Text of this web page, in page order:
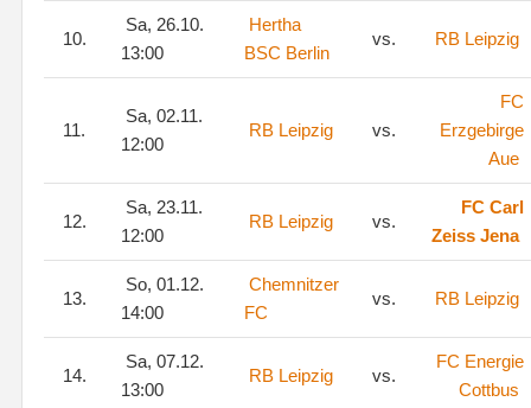
10.
Sa, 26.10.
13:00
Hertha
BSC Berlin
vs. RB Leipzig
11.
Sa, 02.11.
12:00
RB Leipzig vs.
FC
Erzgebirge
Aue
12.
Sa, 23.11.
12:00
RB Leipzig vs.
FC Carl
Zeiss Jena
13.
So, 01.12.
14:00
Chemnitzer
FC
vs. RB Leipzig
14.
Sa, 07.12.
13:00
RB Leipzig vs.
FC Energie
Cottbus